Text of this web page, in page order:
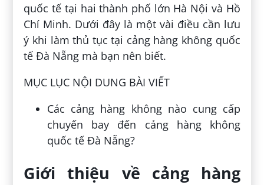
quốc tế tại hai thành phố lớn Hà Nội và Hồ
Chí Minh. Dưới đây là một vài điều cần lưu
ý khi làm thủ tục tại cảng hàng không quốc
tế Đà Nẵng mà bạn nên biết.
MỤC LỤC NỘI DUNG BÀI VIẾT
Các cảng hàng không nào cung cấp
chuyến bay đến cảng hàng không
quốc tế Đà Nẵng?
Giới thiệu về cảng hàng